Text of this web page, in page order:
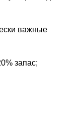
важные
запас;